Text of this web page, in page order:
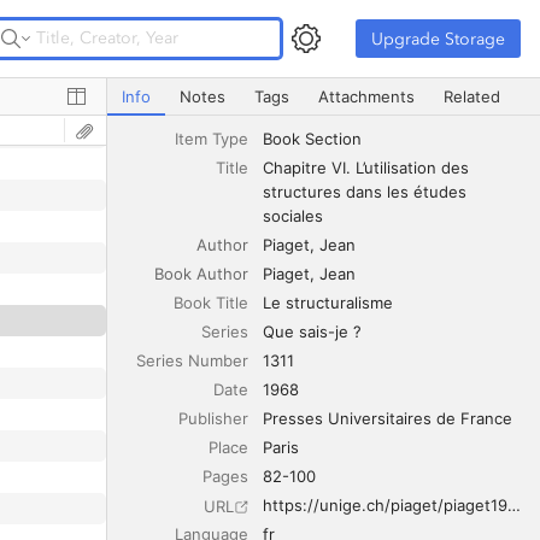
Upgrade Storage Upgrade Storage
Chapitre VI. L’utilisation des structures dans les études
Info Notes Tags Attachments Related
Item Type
Book Section
Title
Chapitre VI. L’utilisation des
structures dans les études
sociales
Author
Piaget Jean
Book Author
Piaget Jean
Book Title
Le structuralisme
Series
Que sais-je ?
Series Number
1311
Date
1968
Publisher
Presses Universitaires de France
Place
Paris
Pages
82-100
URL
https://unige.ch/piaget/piaget1968STR_06
Language
fr